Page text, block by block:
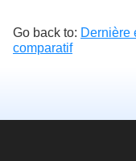
Go back to: Dernière
comparatif